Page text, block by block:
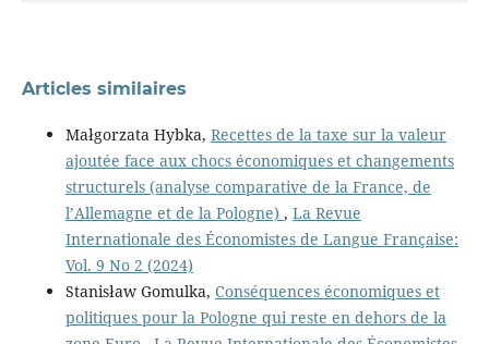
Articles similaires
Małgorzata Hybka, Recettes de la taxe sur la valeur
ajoutée face aux chocs économiques et changements
structurels (analyse comparative de la France, de
l’Allemagne et de la Pologne) , La Revue
Internationale des Économistes de Langue Française:
Vol. 9 No 2 (2024)
Stanisław Gomulka, Conséquences économiques et
politiques pour la Pologne qui reste en dehors de la